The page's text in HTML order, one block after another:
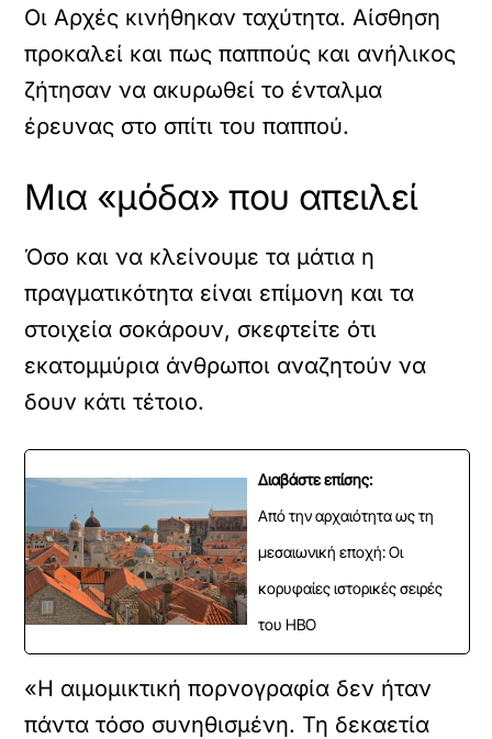
Οι Αρχές κινήθηκαν ταχύτητα. Αίσθηση
προκαλεί και πως παππούς και ανήλικος
ζήτησαν να ακυρωθεί το ένταλμα
έρευνας στο σπίτι του παππού.
Μια «μόδα» που απειλεί
Όσο και να κλείνουμε τα μάτια η
πραγματικότητα είναι επίμονη και τα
στοιχεία σοκάρουν, σκεφτείτε ότι
εκατομμύρια άνθρωποι αναζητούν να
δουν κάτι τέτοιο.
Διαβάστε επίσης:
Από την αρχαιότητα ως τη
μεσαιωνική εποχή: Οι
κορυφαίες ιστορικές σειρές
του HBO
«Η αιμομικτική πορνογραφία δεν ήταν
πάντα τόσο συνηθισμένη. Τη δεκαετία